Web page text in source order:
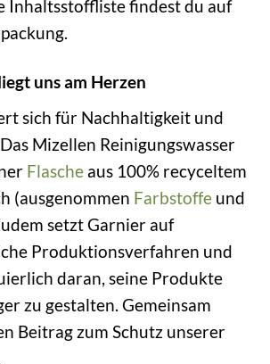
Inhaltsstoffliste findest du auf
uns am Herzen
sich für Nachhaltigkeit und
Mizellen Reinigungswasser
Flasche aus 100% recyceltem
(ausgenommen Farbstoffe und
setzt Garnier auf
Produktionsverfahren und
daran, seine Produkte
zu gestalten. Gemeinsam
Beitrag zum Schutz unserer